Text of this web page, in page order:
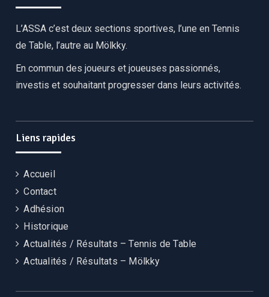
L’ASSA c’est deux sections sportives, l’une en Tennis
de Table, l’autre au Mölkky.
En commun des joueurs et joueuses passionnés,
investis et souhaitant progresser dans leurs activités.
Liens rapides
Accueil
Contact
Adhésion
Historique
Actualités / Résultats – Tennis de Table
Actualités / Résultats – Mölkky